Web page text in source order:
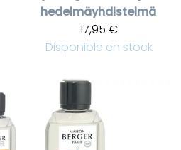
hedelmäyhdistelmä
17,95 €
Disponible en stock